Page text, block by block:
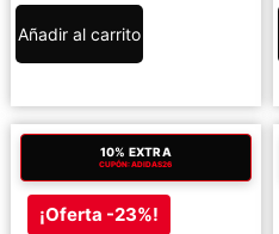
Añadir al carrito
10% EXTRA
CUPÓN: ADIDAS26
¡Oferta -23%!